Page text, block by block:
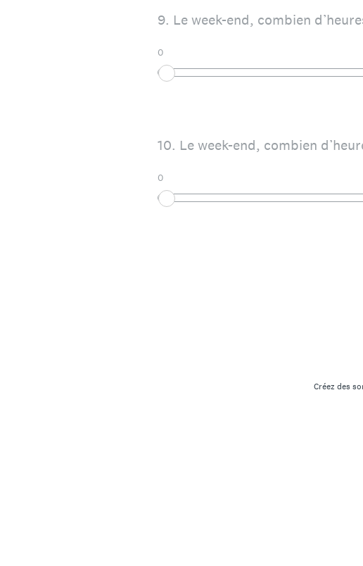
9. Le week-end, combien
0
10. Le week-end, combien
0
Créez des